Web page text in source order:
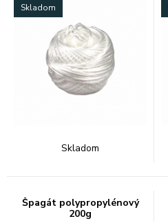
Skladom
Skladom
Špagát polypropylénový
200g